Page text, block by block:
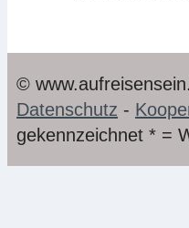
©
Datenschutz -
gekennzeichnet * =